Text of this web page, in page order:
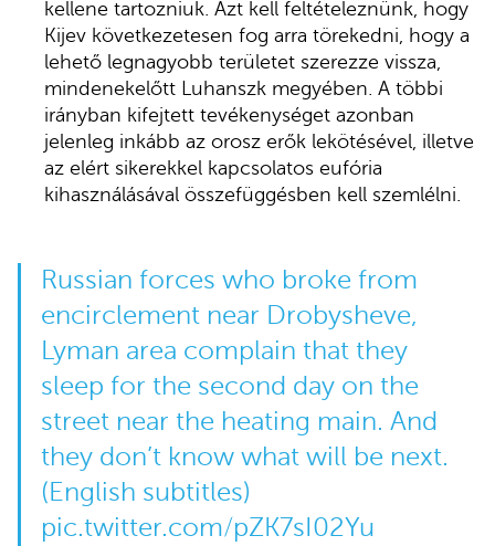
kellene tartozniuk. Azt kell feltételeznünk, hogy
Kijev következetesen fog arra törekedni, hogy a
lehető legnagyobb területet szerezze vissza,
mindenekelőtt Luhanszk megyében. A többi
irányban kifejtett tevékenységet azonban
jelenleg inkább az orosz erők lekötésével, illetve
az elért sikerekkel kapcsolatos eufória
kihasználásával összefüggésben kell szemlélni.
Russian forces who broke from
encirclement near Drobysheve,
Lyman area complain that they
sleep for the second day on the
street near the heating main. And
they don’t know what will be next.
(English subtitles)
pic.twitter.com/pZK7sI02Yu